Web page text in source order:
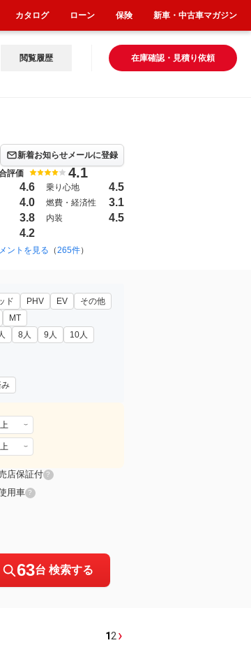
在庫確認・見積り依頼
閲覧履歴
新着お知らせメールに登録
年2月（4）
評価 4.1
4.6 乗り心地 4.5
4.0 燃費・経済性 3.1
3.8 内装 4.5
4.2
ントを見る （265件）
ド PHV EV その他
MT
8人 9人
10人
み
店保証付 ?
用車 ?
63台 検索する
12 ›
カタログ ローン 保険 新車・中古車マガジン